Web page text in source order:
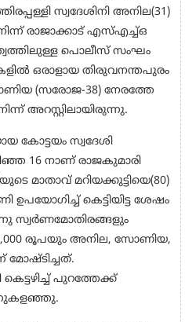
സ്വദേശിനി അനില(31)
രാജാക്കാട് എസ്എച്ച്ഒ
പൊലീസ് സംഘം
ഒരാളായ തിരുവനന്തപുരം
(സരോജ-38) നേരത്തേ
അറസ്റ്റിലായിരുന്നു.
കോട്ടയം സ്വദേശി
16 നാണ് രാജകുമാരി
മാതാവ് മറിയക്കുട്ടിയെ(80)
കെട്ടിയിട്ട ശേഷം
സ്വർണമോതിരങ്ങളും
രൂപയും അനില, സോണിയ,
പുറത്തേക്ക്